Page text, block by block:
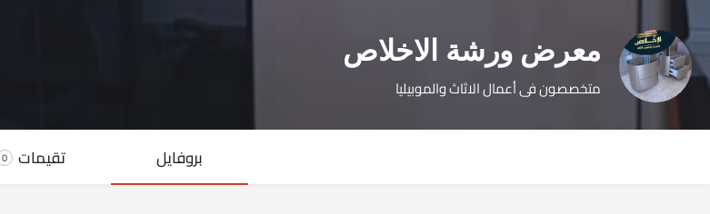
معرض ورشة الاخلاص
متخصصون فى أعمال الاثاث والموبيليا
بروفايل تقيمات 0